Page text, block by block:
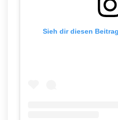
Sieh dir diesen